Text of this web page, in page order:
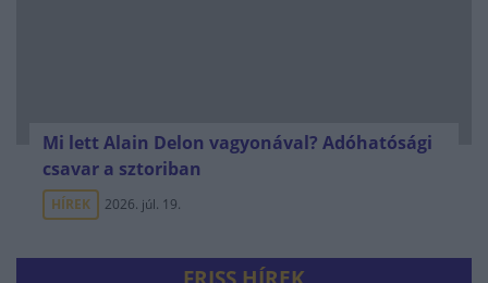
Mi lett Alain Delon vagyonával? Adóhatósági
csavar a sztoriban
HÍREK 2026. júl. 19.